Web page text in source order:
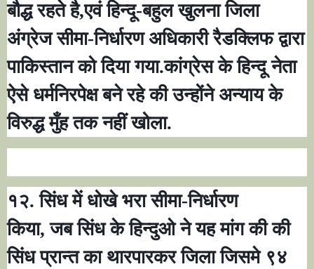
बौद्ध रहते है,एवं हिन्दू-बहुल खुलना जिला
अंग्रेज सीमा-निर्धारण अधिकारी रैडक्लिफ द्वारा
पाकिस्तान को दिया गया.कांग्रेस के हिन्दू नेता
ऐसे धर्मनिरपेक्ष बने रहे की उन्होंने अन्याय के
विरुद्ध मुँह तक नहीं खोला.
१२. सिंध में धोखे भरा सीमा-निर्धारण
किया,जब सिंध के हिन्दुओ ने यह मांग की की
सिंध प्रान्त का थारपारकर जिला जिसमे ९४